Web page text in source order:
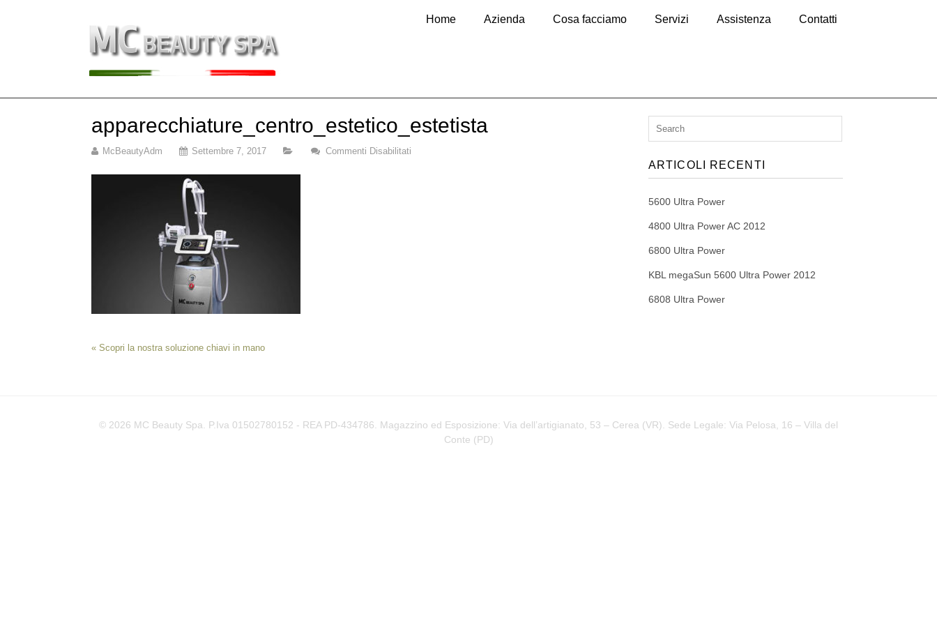
Home Azienda Cosa facciamo Servizi Assistenza Contatti
apparecchiature_centro_estetico_estetista
McBeautyAdm Settembre 7, 2017 Commenti Disabilitati
«Scopri la nostra soluzione chiavi in mano
ARTICOLI RECENTI
5600 Ultra Power
4800 Ultra Power AC 2012
6800 Ultra Power
KBL megaSun 5600 Ultra Power 2012
6808 Ultra Power
© 2026 MC Beauty Spa. P.Iva 01502780152 - REA PD-434786. Magazzino ed Esposizione: Via dell’artigianato, 53 – Cerea (VR). Sede Legale: Via Pelosa, 16 – Villa del
Conte (PD)